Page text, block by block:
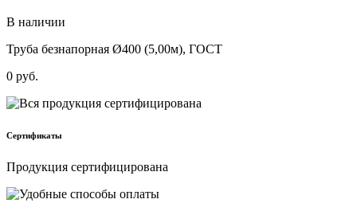
В наличии
Труба безнапорная Ø400 (5,00м), ГОСТ
0 руб.
Сертификаты
Продукция сертифицирована